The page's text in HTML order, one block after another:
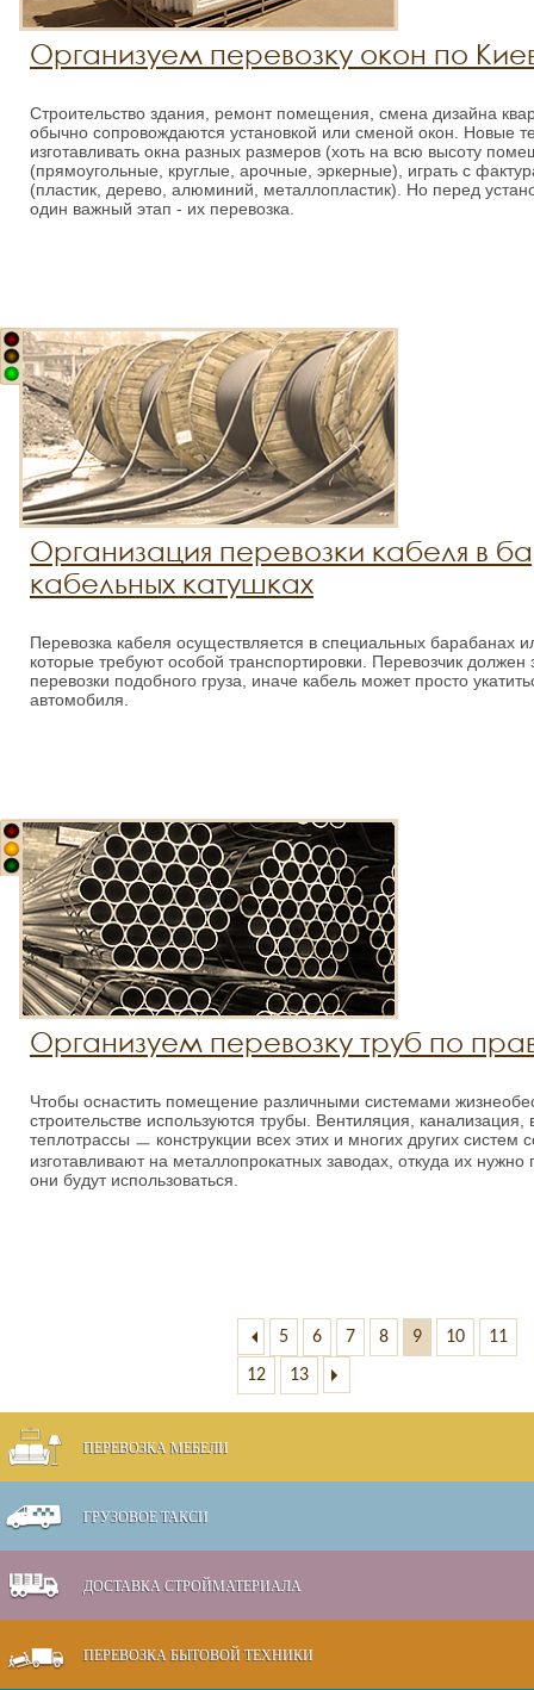
Организуем перевозку окон по
Строительство здания, ремонт помещения, смена дизайна
обычно сопровождаются установкой или сменой окон. Новые
изготавливать окна разных размеров (хоть на всю высоту
(прямоугольные, круглые, арочные, эркерные), играть с
(пластик, дерево, алюминий, металлопластик). Но перед
один важный этап - их перевозка.
Организация перевозки кабеля в
кабельных катушках
Перевозка кабеля осуществляется в специальных барабанах
которые требуют особой транспортировки. Перевозчик должен
перевозки подобного груза, иначе кабель может просто
автомобиля.
Организуем перевозку труб по
Чтобы оснастить помещение различными системами
строительстве используются трубы. Вентиляция, канализация,
теплотрассы ㅡ конструкции всех этих и многих других систем
изготавливают на металлопрокатных заводах, откуда их нужно
они будут использоваться.
5 6 7 8 9 10
11
12
13
ПЕРЕВОЗКА МЕБЕЛИ
ГРУЗОВОЕ ТАКСИ
ДОСТАВКА СТРОЙМАТЕРИАЛА
ПЕРЕВОЗКА БЫТОВОЙ ТЕХНИКИ